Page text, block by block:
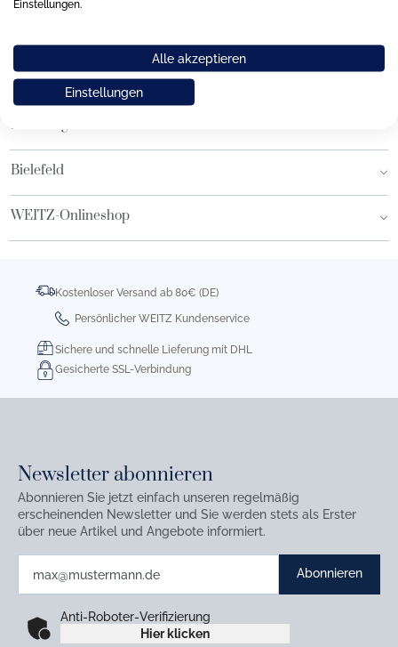
Hamburg am Neuen Wall
Hamburg AEZ
Bielefeld
WEITZ-Onlineshop
Kostenloser Versand ab 80€ (DE)
Persönlicher WEITZ Kundenservice
Sichere und schnelle Lieferung mit DHL
Gesicherte SSL-Verbindung
Newsletter abonnieren
Abonnieren Sie jetzt einfach unseren regelmäßig
erscheinenden Newsletter und Sie werden stets als Erster
über neue Artikel und Angebote informiert.
Abonnieren
Anti-Roboter-Verifizierung
Hier klicken
Einstellungen.
Alle akzeptieren
Einstellungen